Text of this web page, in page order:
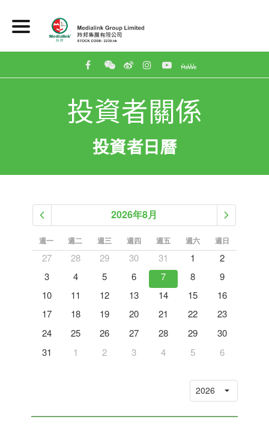
投資者關係
投資者日曆
週一 週二 週三 週四 週五 週六 週日
27 28 29 30 31 1
2
3
4 5 6 7 8
9
10
11 12 13 14 15
16
17
18 19 20 21 22
23
24
25 26 27 28 29
30
31
1 2 3 4 5 6
2026年8月